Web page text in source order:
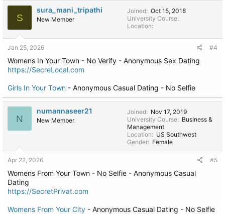
S
sura_mani_tripathi
New Member
Joined Oct 15, 2018
University Course
Location
Jan 25, 2026 #4
Womens In Your Town - No Verify - Anonymous Sex Dating
https://SecreLocal.com
Girls In Your Town - Anonymous Casual Dating - No Selfie
N
numannaseer21
New Member
Joined
Nov 17, 2019
University Course
Business &
Management
Location
US Southwest
Gender
Female
Apr 22, 2026 #5
Womens From Your Town - No Selfie - Anonymous Casual
Dating
https://SecretPrivat.com
Womens From Your City - Anonymous Casual Dating - No Selfie